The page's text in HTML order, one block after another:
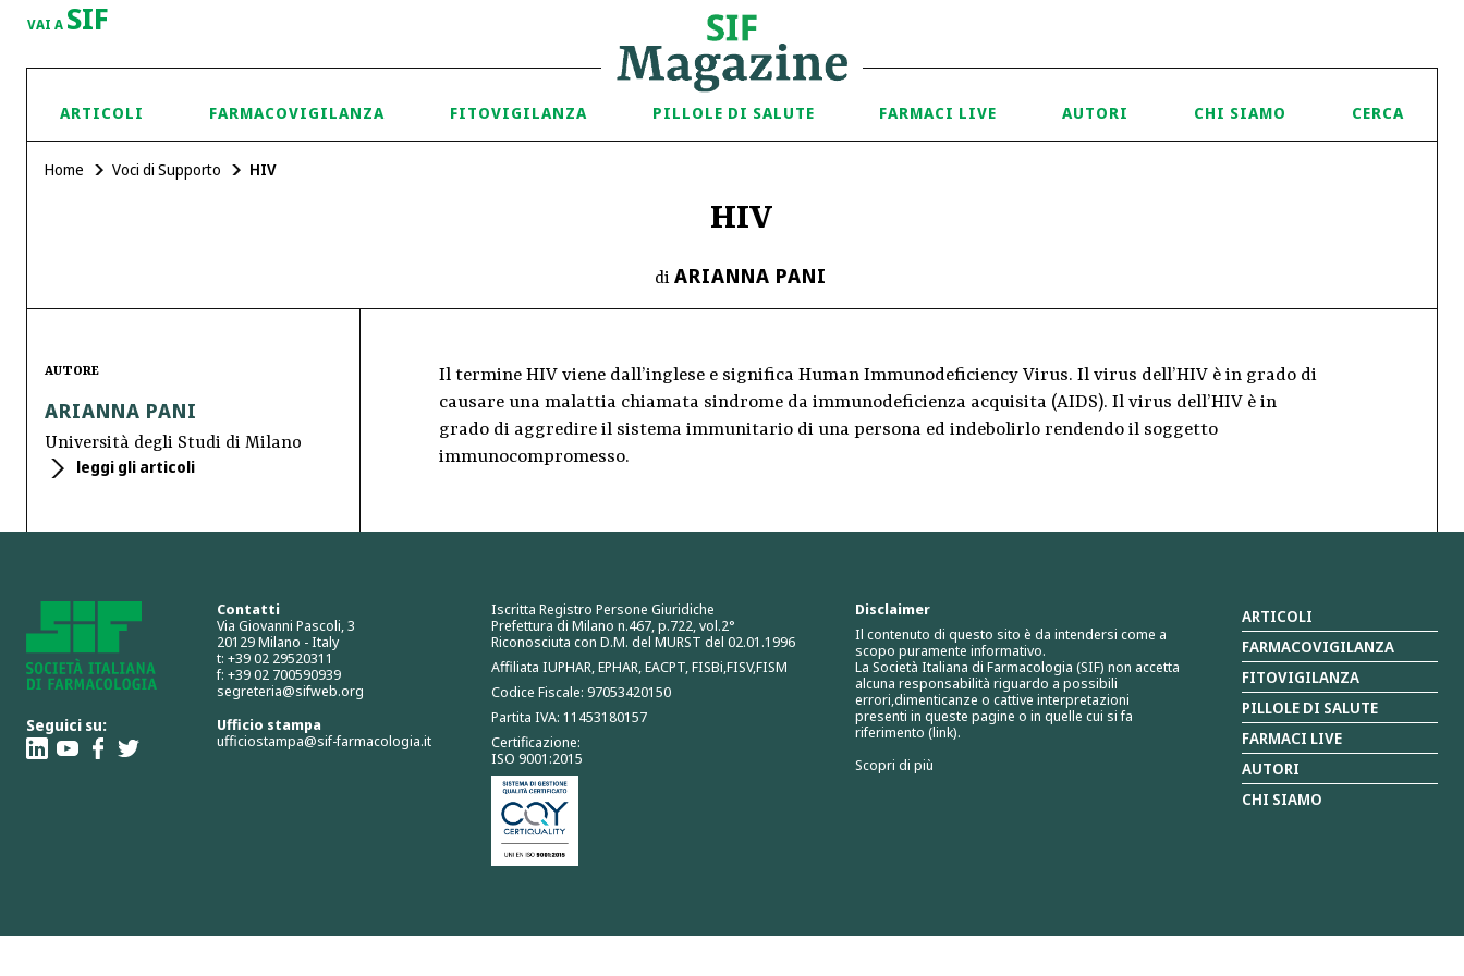
VAI A SIF
ARTICOLI FARMACOVIGILANZA FITOVIGILANZA PILLOLE DI SALUTE FARMACI LIVE AUTORI CHI SIAMO CERCA
Home Voci di Supporto HIV
HIV
di ARIANNA PANI
AUTORE
ARIANNA PANI
Università degli Studi di Milano
leggi gli articoli
Il termine HIV viene dall’inglese e significa Human Immunodeficiency Virus. Il virus dell’HIV è in grado di
causare una malattia chiamata sindrome da immunodeficienza acquisita (AIDS). Il virus dell’HIV è in
grado di aggredire il sistema immunitario di una persona ed indebolirlo rendendo il soggetto
immunocompromesso.
Seguici su:
Contatti
Via Giovanni Pascoli, 3
20129 Milano - Italy
t: +39 02 29520311
f: +39 02 700590939
segreteria@sifweb.org
Ufficio stampa
ufficiostampa@sif-farmacologia.it
Iscritta Registro Persone Giuridiche
Prefettura di Milano n.467, p.722, vol.2°
Riconosciuta con D.M. del MURST del 02.01.1996
Affiliata IUPHAR, EPHAR, EACPT, FISBi,FISV,FISM
Codice Fiscale: 97053420150
Partita IVA: 11453180157
Certificazione:
ISO 9001:2015
Disclaimer
Il contenuto di questo sito è da intendersi come a
scopo puramente informativo.
La Società Italiana di Farmacologia (SIF) non accetta
alcuna responsabilità riguardo a possibili
errori,dimenticanze o cattive interpretazioni
presenti in queste pagine o in quelle cui si fa
riferimento (link).
Scopri di più
ARTICOLI
FARMACOVIGILANZA
FITOVIGILANZA
PILLOLE DI SALUTE
FARMACI LIVE
AUTORI
CHI SIAMO